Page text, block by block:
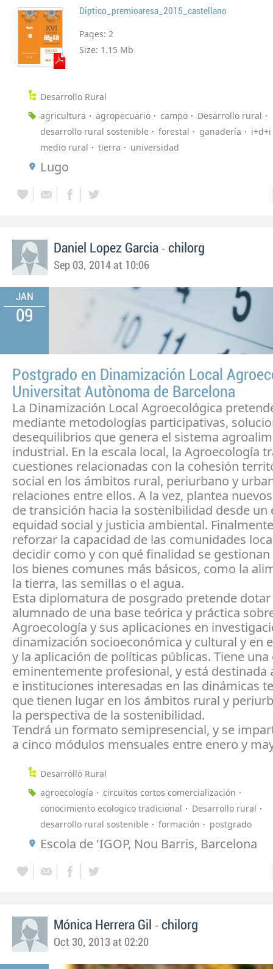
Diptico_premioaresa_2015_castellano
Pages: 2
Size: 1.15 Mb
Desarrollo Rural
agricultura
agropecuario campo
Desarrollo rural
desarrollo rural sostenible
forestal ganadería
i+d+i
medio rural
tierra universidad
Lugo
Daniel Lopez Garcia - chilorg
Sep 03, 2014 at 10:06
JAN
09
Postgrado en Dinamización Local
Universitat Autònoma de Barcelona
La Dinamización Local Agroecológica
mediante metodologías participativas,
desequilibrios que genera el sistema
industrial. En la escala local, la Agroecología
cuestiones relacionadas con la cohesión
social en los ámbitos rural, periurbano y
relaciones entre ellos. A la vez, plantea
de transición hacia la sostenibilidad desde un
equidad social y justicia ambiental.
reforzar la capacidad de las comunidades
decidir como y con qué finalidad se
los bienes comunes más básicos, como la
la tierra, las semillas o el agua.
Esta diplomatura de posgrado pretende dotar
alumnado de una base teórica y práctica
Agroecología y sus aplicaciones en
dinamización socioeconómica y cultural y en
y la aplicación de políticas públicas. Tiene
eminentemente profesional, y está destinada
e instituciones interesadas en las dinámicas
que tienen lugar en los ámbitos rural y
la perspectiva de la sostenibilidad.
Tendrá un formato semipresencial, y se
a cinco módulos mensuales entre enero y
Desarrollo Rural
agroecología
circuitos cortos comercialización
conocimiento ecologico tradicional
Desarrollo rural
desarrollo rural sostenible
formación postgrado
Escola de 'IGOP, Nou Barris, Barcelona
Mónica Herrera Gil - chilorg
Oct 30, 2013 at 02:20